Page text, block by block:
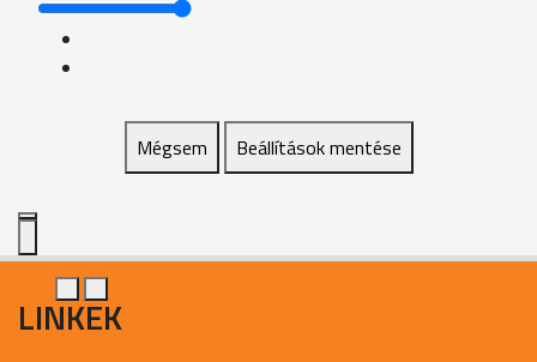
Mégsem Beállítások mentése
LINKEK